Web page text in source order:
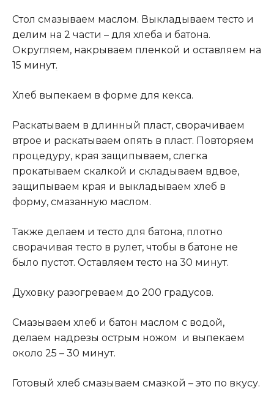
Стол смазываем маслом. Выкладываем тесто и
делим на 2 части – для хлеба и батона.
Округляем, накрываем пленкой и оставляем на
15 минут.
Хлеб выпекаем в форме для кекса.
Раскатываем в длинный пласт, сворачиваем
втрое и раскатываем опять в пласт. Повторяем
процедуру, края защипываем, слегка
прокатываем скалкой и складываем вдвое,
защипываем края и выкладываем хлеб в
форму, смазанную маслом.
Также делаем и тесто для батона, плотно
сворачивая тесто в рулет, чтобы в батоне не
было пустот. Оставляем тесто на 30 минут.
Духовку разогреваем до 200 градусов.
Смазываем хлеб и батон маслом с водой,
делаем надрезы острым ножом и выпекаем
около 25 – 30 минут.
Готовый хлеб смазываем смазкой – это по вкусу.